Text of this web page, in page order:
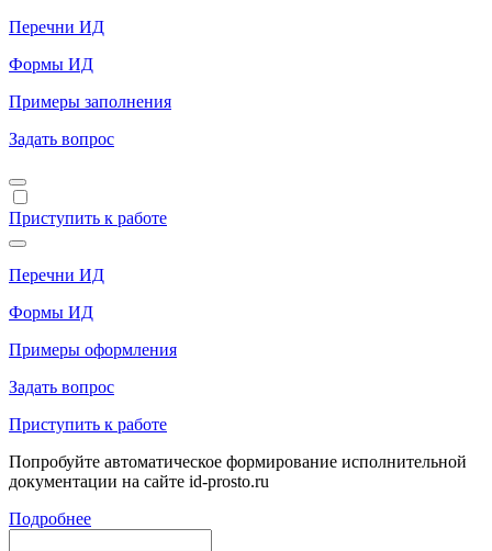
Перечни ИД
Формы ИД
Примеры заполнения
Задать вопрос
Приступить к работе
Перечни ИД
Формы ИД
Примеры оформления
Задать вопрос
Приступить к работе
Попробуйте автоматическое формирование исполнительной
документации на сайте id-prosto.ru
Подробнее